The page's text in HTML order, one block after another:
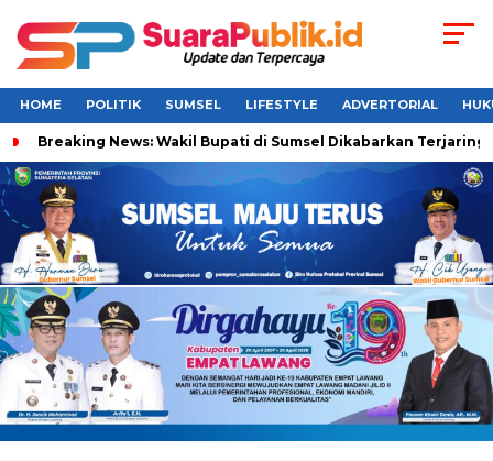
HOME POLITIK SUMSEL LIFESTYLE ADVERTORIAL
Breaking News: Wakil Bupati di Sumsel Dikabarkan Terjaring